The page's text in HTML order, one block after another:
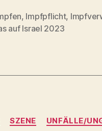
, Impfpflicht,
auf Israel 2023
SZENE UNFÄLLE/